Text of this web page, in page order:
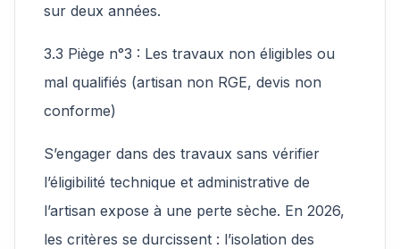
sur deux années.
3.3 Piège n°3 : Les travaux non éligibles ou
mal qualifiés (artisan non RGE, devis non
conforme)
S’engager dans des travaux sans vérifier
l’éligibilité technique et administrative de
l’artisan expose à une perte sèche. En 2026,
les critères se durcissent : l’isolation des